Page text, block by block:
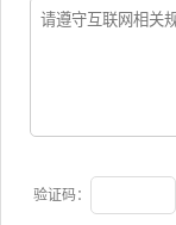
验证码：